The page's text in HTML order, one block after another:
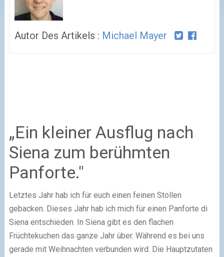
Autor Des Artikels : Michael Mayer
„Ein kleiner Ausflug nach
Siena zum berühmten
Panforte."
Letztes Jahr hab ich für euch einen feinen Stollen
gebacken. Dieses Jahr hab ich mich für einen Panforte di
Siena entschieden. In Siena gibt es den flachen
Früchtekuchen das ganze Jahr über. Während es bei uns
gerade mit Weihnachten verbunden wird. Die Hauptzutaten